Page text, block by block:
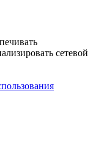
сетевой